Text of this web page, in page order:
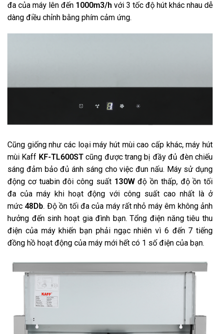
đa của máy lên đến 1000m3/h với 3 tốc độ hút khác nhau dễ
dàng điều chỉnh bằng phím cảm ứng.
Cũng giống như các loại máy hút mùi cao cấp khác, máy hút
mùi Kaff KF-TL600STcũng được trang bị đầy đủ đèn chiếu
sáng đảm bảo đủ ánh sáng cho việc đun nấu. Máy sử dụng
động cơ tuabin đôi công suất 130Wđộ ồn thấp, độ ồn tối
đa của máy khi hoạt động với công suất cao nhất là ở
mức 48Db. Độ ồn tối đa của máy rất nhỏ máy êm không ảnh
hưởng đến sinh hoạt gia đình bạn. Tổng điện năng tiêu thu
điện của máy khiến bạn phải ngạc nhiên vì 6 đến 7 tiếng
đồng hồ hoạt động của máy mới hết có 1 số điện của bạn.